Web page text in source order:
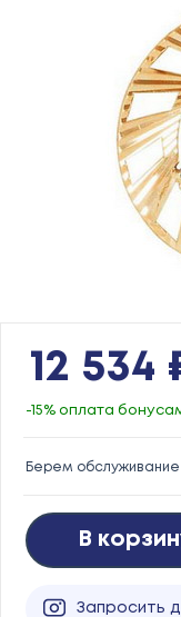
12 534
-15% оплата
Берем
В
Запросить